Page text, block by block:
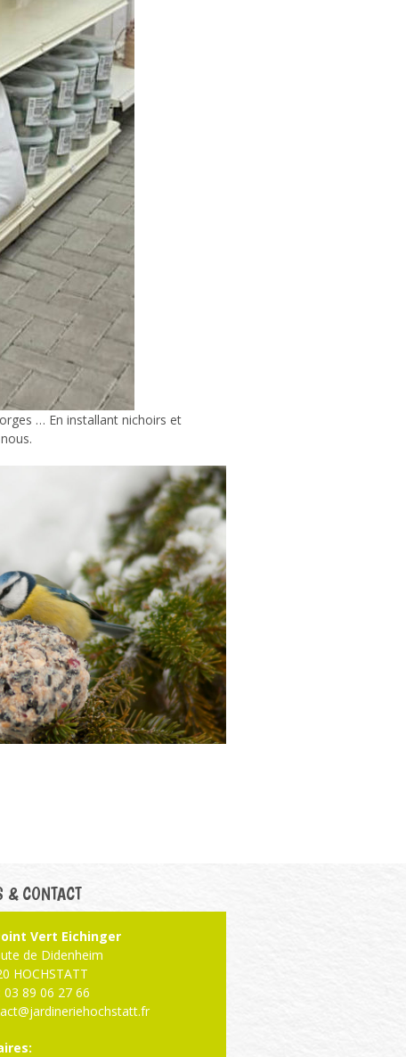
… En installant nichoirs et
& CONTACT
Vert Eichinger
de Didenheim
HOCHSTATT
03 89 06 27 66